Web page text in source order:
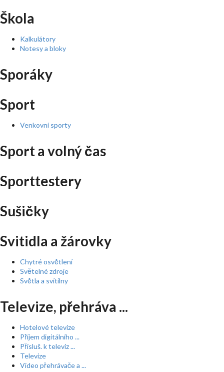
Škola
Kalkulátory
Notesy a bloky
Sporáky
Sport
Venkovní sporty
Sport a volný čas
Sporttestery
Sušičky
Svitidla a žárovky
Chytré osvětlení
Světelné zdroje
Světla a svítilny
Televize, přehráva ...
Hotelové televize
Příjem digitálního ...
Přísluš. k televiz ...
Televize
Video přehrávače a ...